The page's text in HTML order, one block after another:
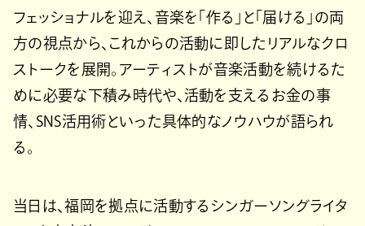
フェッショナルを迎え、音楽を「作る」と「届ける」の両
方の視点から、これからの活動に即したリアルなクロ
ストークを展開。アーティストが音楽活動を続けるた
めに必要な下積み時代や、活動を支えるお金の事
情、SNS活用術といった具体的なノウハウが語られ
る。
当日は、福岡を拠点に活動するシンガーソングライタ